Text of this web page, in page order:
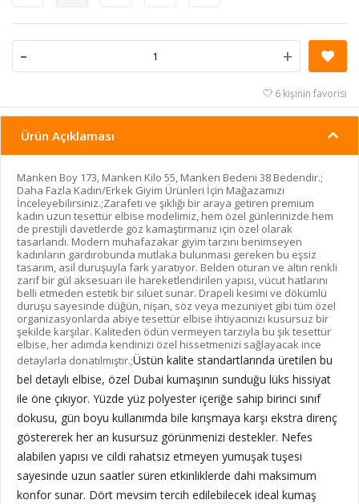
- +
6 kişinin favorisi
Ürün Açıklaması
Manken Boy 173, Manken Kilo 55, Manken Bedeni 38 Bedendir.;
Daha Fazla Kadın/Erkek Giyim Ürünleri İçin Mağazamızı
İnceleyebilirsiniz.;Zarafeti ve şıklığı bir araya getiren premium
kadın uzun tesettür elbise modelimiz, hem özel günlerinizde hem
de prestijli davetlerde göz kamaştırmanız için özel olarak
tasarlandı. Modern muhafazakar giyim tarzını benimseyen
kadınların gardırobunda mutlaka bulunması gereken bu eşsiz
tasarım, asil duruşuyla fark yaratıyor. Belden oturan ve altın renkli
zarif bir gül aksesuarı ile hareketlendirilen yapısı, vücut hatlarını
belli etmeden estetik bir silüet sunar. Drapeli kesimi ve dökümlü
duruşu sayesinde düğün, nişan, söz veya mezuniyet gibi tüm özel
organizasyonlarda abiye tesettür elbise ihtiyacınızı kusursuz bir
şekilde karşılar. Kaliteden ödün vermeyen tarzıyla bu şık tesettür
elbise, her adımda kendinizi özel hissetmenizi sağlayacak ince
detaylarla donatılmıştır.;Üstün kalite standartlarında üretilen bu
bel detaylı elbise, özel Dubai kumaşının sunduğu lüks hissiyat
ile öne çıkıyor. Yüzde yüz polyester içeriğe sahip birinci sınıf
dokusu, gün boyu kullanımda bile kırışmaya karşı ekstra direnç
göstererek her an kusursuz görünmenizi destekler. Nefes
alabilen yapısı ve cildi rahatsız etmeyen yumuşak tuşesi
sayesinde uzun saatler süren etkinliklerde dahi maksimum
konfor sunar. Dört mevsim tercih edilebilecek ideal kumaş